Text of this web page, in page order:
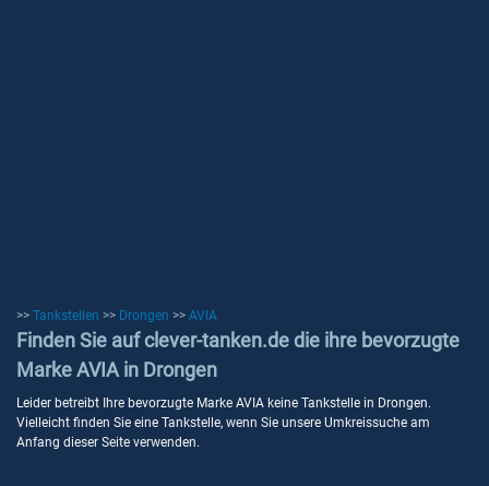
>> Tankstellen >> Drongen >> AVIA
Finden Sie auf clever-tanken.de die ihre bevorzugte
Marke AVIA in Drongen
Leider betreibt Ihre bevorzugte Marke AVIA keine Tankstelle in Drongen.
Vielleicht finden Sie eine Tankstelle, wenn Sie unsere Umkreissuche am
Anfang dieser Seite verwenden.